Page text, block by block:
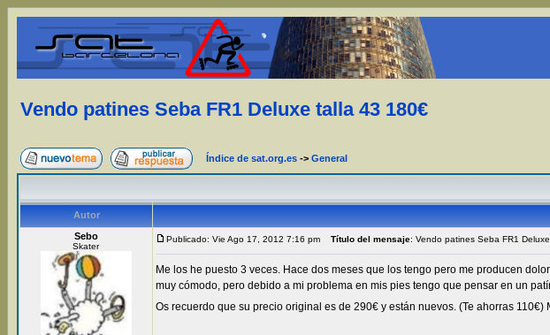
Vendo patines Seba FR1 Deluxe talla 43 180€
Índice de sat.org.es -> General
Autor
Sebo
Skater
Publicado: Vie Ago 17, 2012 7:16 pm Título del mensaje: Vendo patines Seba FR1
Me los he puesto 3 veces. Hace dos meses que los tengo pero me producen
muy cómodo, pero debido a mi problema en mis pies tengo que pensar en un
Os recuerdo que su precio original es de 290€ y están nuevos. (Te ahorras 110€)